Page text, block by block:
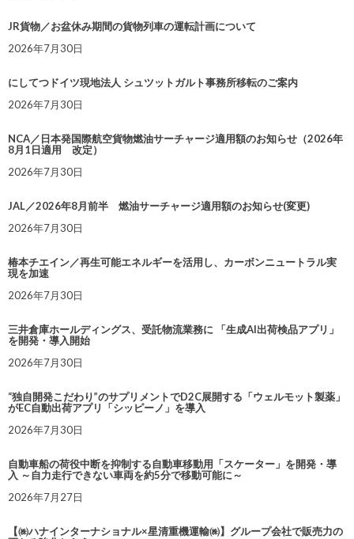
JR貨物／お盆休み期間の貨物列車の運転計画について
2026年7月30日
にしてつドイツ現地法人 シュツットガルト事務所移転のご案内
2026年7月30日
NCA／日本発国際航空貨物燃油サーチャージ適用額のお知らせ（2026年
8月1日適用 改定）
2026年7月30日
JAL／2026年8月前半 燃油サーチャージ適用額のお知らせ(変更)
2026年7月30日
椿本チエイン／再生可能エネルギーを活用し、カーボンニュートラル実
現を加速
2026年7月30日
三井倉庫ホールディングス、受託物流業務に 「生成AI出荷検品アプリ」
を開発・導入開始
2026年7月30日
“独自開発こだわり”のサプリメントでD2C展開する「ウェルモット製薬」
がEC自動出荷アプリ「シッピーノ」を導入
2026年7月30日
自動車船の荷役中断を抑制する自動車移動用「スケーター」を開発・導
入 ～自力走行できない車両を約5分で移動可能に～
2026年7月27日
【㈱ハナインターナショナル×星清重機運輸㈱】グループ会社で販売力の